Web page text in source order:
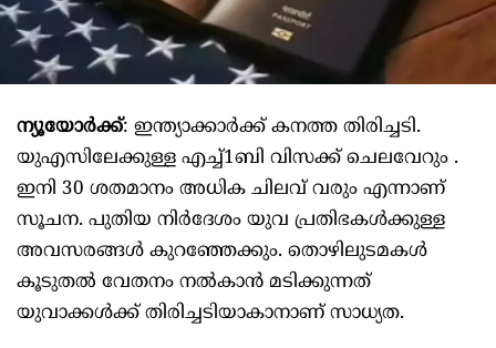
ന്യൂയോർക്ക്: ഇന്ത്യാക്കാ‍ർക്ക് കനത്ത തിരിച്ചടി.
യുഎസിലേക്കുള്ള എച്ച്1ബി വിസക്ക് ചെലവേറും .
ഇനി 30 ശതമാനം അധിക ചിലവ് വരും എന്നാണ്
സൂചന. പുതിയ നിർദേശം യുവ പ്രതിഭകൾക്കുള്ള
അവസരങ്ങൾ കുറഞ്ഞേക്കും. തൊഴിലുടമകൾ
കൂടുതൽ വേതനം നൽകാൻ മടിക്കുന്നത്
യുവാക്കൾക്ക് തിരിച്ചടിയാകാനാണ് സാധ്യത.